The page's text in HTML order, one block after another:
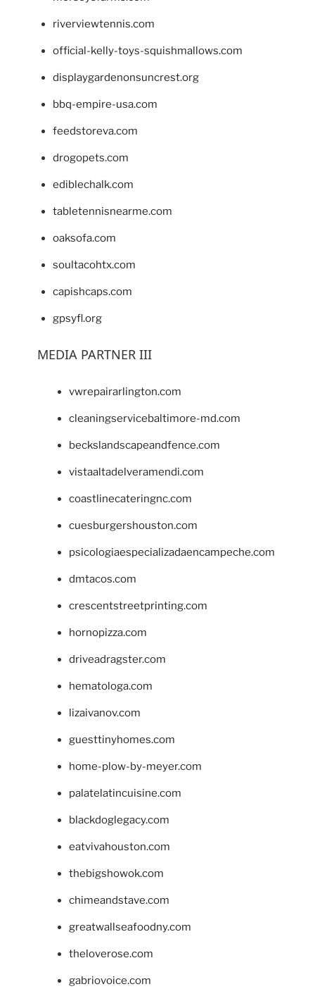
riverviewtennis.com
official-kelly-toys-squishmallows.com
displaygardenonsuncrest.org
bbq-empire-usa.com
feedstoreva.com
drogopets.com
ediblechalk.com
tabletennisnearme.com
oaksofa.com
soultacohtx.com
capishcaps.com
gpsyfl.org
MEDIA PARTNER III
vwrepairarlington.com
cleaningservicebaltimore-md.com
beckslandscapeandfence.com
vistaaltadelveramendi.com
coastlinecateringnc.com
cuesburgershouston.com
psicologiaespecializadaencampeche.com
dmtacos.com
crescentstreetprinting.com
hornopizza.com
driveadragster.com
hematologa.com
lizaivanov.com
guesttinyhomes.com
home-plow-by-meyer.com
palatelatincuisine.com
blackdoglegacy.com
eatvivahouston.com
thebigshowok.com
chimeandstave.com
greatwallseafoodny.com
theloverose.com
gabriovoice.com